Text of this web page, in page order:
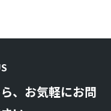
、お気軽にお問